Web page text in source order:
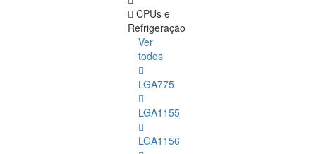
CPUs e
Refrigeração
Ver
todos
LGA775
LGA1155
LGA1156